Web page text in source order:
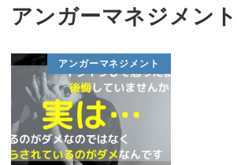
アンガーマネジメント
アンガーマネジメント